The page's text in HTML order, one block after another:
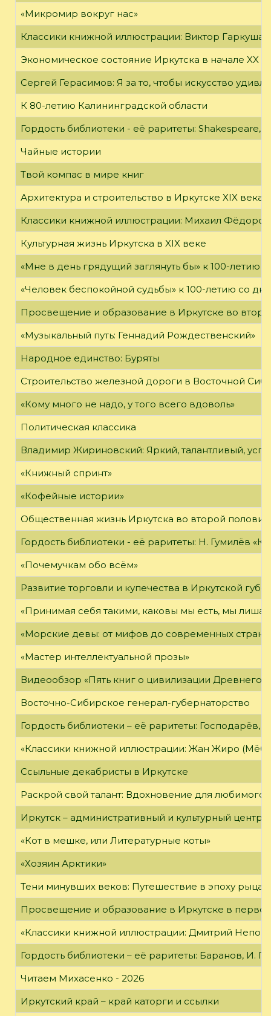
«Микромир вокруг нас»
Классики книжной иллюстрации: Виктор Гаркуша
Экономическое состояние Иркутска в начале XX
Сергей Герасимов: Я за то, чтобы искусство
К 80-летию Калининградской области
Гордость библиотеки - её раритеты: Shakespeare,
Чайные истории
Твой компас в мире книг
Архитектура и строительство в Иркутске XIX века
Классики книжной иллюстрации: Михаил Фёдоров
Культурная жизнь Иркутска в XIX веке
«Мне в день грядущий заглянуть бы» к 100-летию
«Человек беспокойной судьбы» к 100-летию со
Просвещение и образование в Иркутске во
«Музыкальный путь: Геннадий Рождественский»
Народное единство: Буряты
Строительство железной дороги в Восточной
«Кому много не надо, у того всего вдоволь»
Политическая классика
Владимир Жириновский: Яркий, талантливый,
«Книжный спринт»
«Кофейные истории»
Общественная жизнь Иркутска во второй
Гордость библиотеки - её раритеты: Н. Гумилёв
«Почемучкам обо всём»
Развитие торговли и купечества в Иркутской
«Принимая себя такими, каковы мы есть, мы
«Морские девы: от мифов до современных
«Мастер интеллектуальной прозы»
Видеообзор «Пять книг о цивилизации Древнего
Восточно-Сибирское генерал-губернаторство
Гордость библиотеки – её раритеты:
«Классики книжной иллюстрации: Жан Жиро
Ссыльные декабристы в Иркутске
Раскрой свой талант: Вдохновение для любимого
Иркутск – административный и культурный центр
«Кот в мешке, или Литературные коты»
«Хозяин Арктики»
Тени минувших веков: Путешествие в эпоху
Просвещение и образование в Иркутске в
«Классики книжной иллюстрации: Дмитрий
Гордость библиотеки – её раритеты: Баранов, И.
Читаем Михасенко - 2026
Иркутский край – край каторги и ссылки